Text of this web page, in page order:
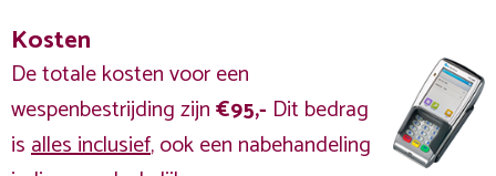
Kosten
De totale kosten voor een
wespenbestrijding zijn€95,- Dit bedrag
isalles inclusief, ook een nabehandeling